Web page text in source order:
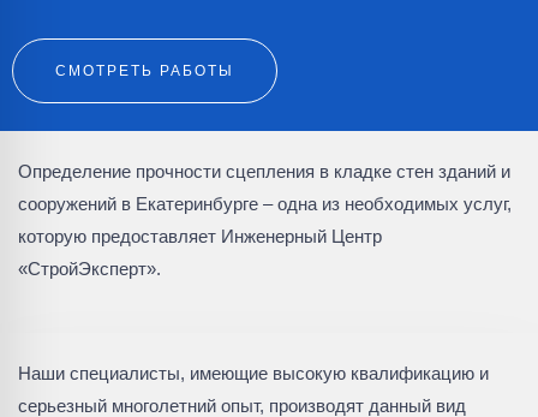
СМОТРЕТЬ РАБОТЫ
Определение прочности сцепления в кладке стен зданий и
сооружений в Екатеринбурге – одна из необходимых услуг,
которую предоставляет Инженерный Центр
«СтройЭксперт».
Наши специалисты, имеющие высокую квалификацию и
серьезный многолетний опыт, производят данный вид